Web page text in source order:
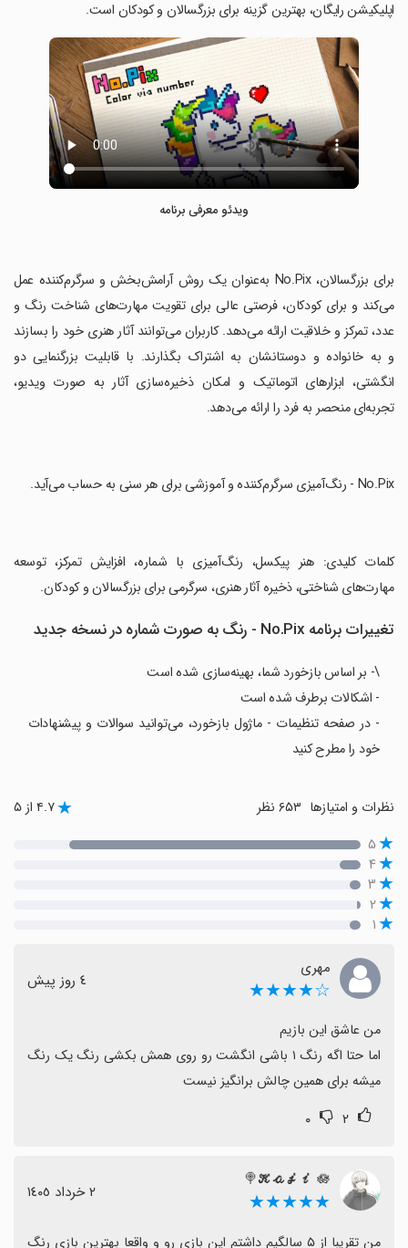
اپلیکیشن رایگان، بهترین گزینه برای بزرگسالان و کودکان است.
ویدئو معرفی برنامه
‏برای بزرگسالان، No.Pix به‌عنوان یک روش آرامش‌بخش و سرگرم‌کننده عمل
می‌کند و برای کودکان، فرصتی عالی برای تقویت مهارت‌های شناخت رنگ و
عدد، تمرکز و خلاقیت ارائه می‌دهد. کاربران می‌توانند آثار هنری خود را بسازند
و به خانواده و دوستانشان به اشتراک بگذارند. با قابلیت بزرگنمایی دو
انگشتی، ابزارهای اتوماتیک و امکان ذخیره‌سازی آثار به صورت ویدیو،
تجربه‌ای منحصر به فرد را ارائه می‌دهد.
‏کلمات کلیدی: هنر پیکسل، رنگ‌آمیزی با شماره، افزایش تمرکز، توسعه
مهارت‌های شناختی، ذخیره آثار هنری، سرگرمی برای بزرگسالان و کودکان.
تغییرات برنامه No.Pix - رنگ به صورت شماره در نسخه جدید
\- بر اساس بازخورد شما، بهینه‌سازی شده است
- اشکالات برطرف شده است
- در صفحه تنظیمات - ماژول بازخورد، می‌توانید سوالات و پیشنهادات
خود را مطرح کنید
نظرات و امتیازها ۴.۷ از ۵
۵
۴
۳
۲
۱
مهری
☆★★★★ ٤ روز پیش
میشه برای همین چالش برانگیز نیست
۲ ۰
𝓚𝓪𝓳𝓲 🪷🍭
★★★★★ ٢ خرداد ١٤٠٥